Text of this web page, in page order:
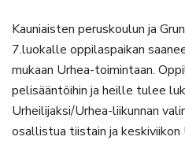
Kauniaisten peruskoulun ja
7.luokalle oppilaspaikan
mukaan Urhea-toimintaan.
pelisääntöihin ja heille tulee
Urheilijaksi/Urhea-liikunnan
osallistua tiistain ja keskiviikon